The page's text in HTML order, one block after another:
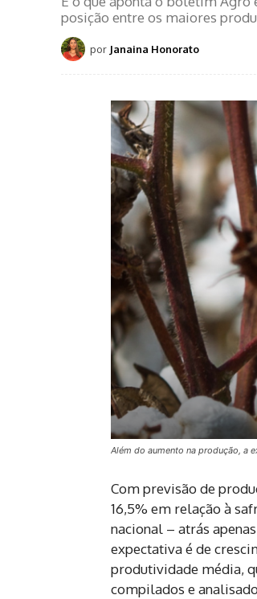
posição entre os maiores
por Janaina Honorato
Além do aumento na produção, a
Com previsão de
16,5% em relação à
nacional – atrás
expectativa é de
produtividade média,
compilados e